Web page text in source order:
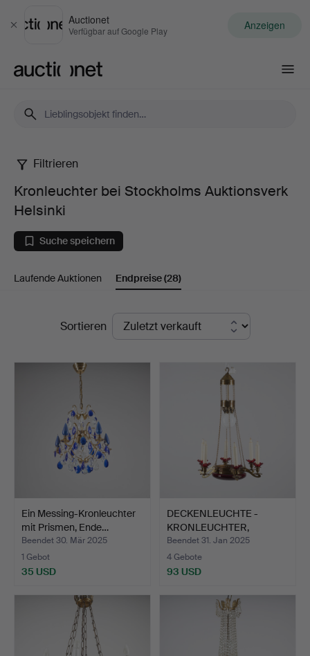
Schließen
Auctionet
Verfügbar auf Google Play Anzeigen
Kronleuchter
bei
Stockholms
Auktionsverk
Filtrieren
Kronleuchter bei Stockholms Auktionsverk
Helsinki
Suche speichern
Laufende Auktionen Endpreise(28)
EndpreiseSortieren
Ein Messing-Kronleuchter
mit Prismen, Ende…
Beendet 30. Mär 2025
1 Gebot
35 USD
DECKENLEUCHTE -
KRONLEUCHTER,
Jugendstil.
Beendet 31. Jan 2025
4 Gebote
93 USD